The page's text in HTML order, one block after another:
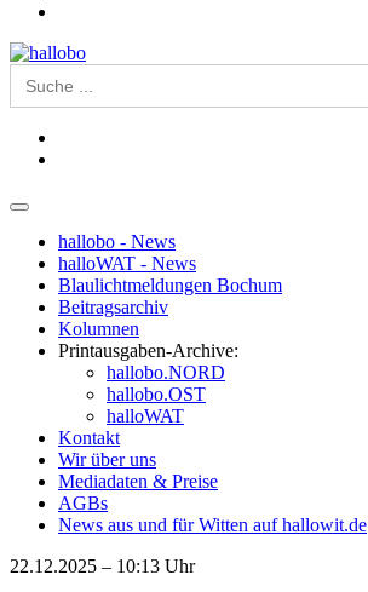
Search
for:
hallobo - News
halloWAT - News
Blaulichtmeldungen Bochum
Beitragsarchiv
Kolumnen
Printausgaben-Archive:
hallobo.NORD
hallobo.OST
halloWAT
Kontakt
Wir über uns
Mediadaten & Preise
AGBs
News aus und für Witten auf hallowit.de
22.12.2025 – 10:13 Uhr